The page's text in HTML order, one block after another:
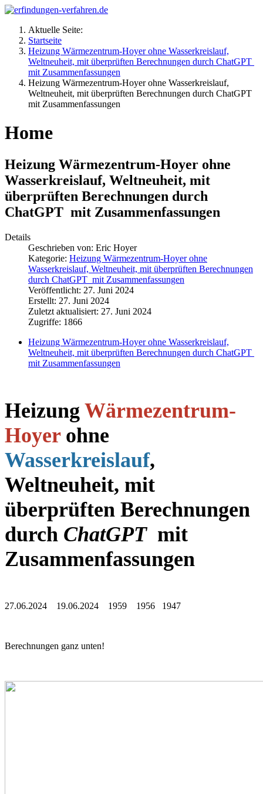
Aktuelle Seite:
Startseite
Heizung Wärmezentrum-Hoyer ohne Wasserkreislauf,
Weltneuheit, mit überprüften Berechnungen durch ChatGPT
mit Zusammenfassungen
Heizung Wärmezentrum-Hoyer ohne Wasserkreislauf,
Weltneuheit, mit überprüften Berechnungen durch ChatGPT
mit Zusammenfassungen
Home
Heizung Wärmezentrum-Hoyer ohne
Wasserkreislauf, Weltneuheit, mit
überprüften Berechnungen durch
ChatGPT mit Zusammenfassungen
Details
Geschrieben von: Eric Hoyer
Kategorie: Heizung Wärmezentrum-Hoyer ohne
Wasserkreislauf, Weltneuheit, mit überprüften Berechnungen
durch ChatGPT mit Zusammenfassungen
Veröffentlicht: 27. Juni 2024
Erstellt: 27. Juni 2024
Zuletzt aktualisiert: 27. Juni 2024
Zugriffe: 1866
Heizung Wärmezentrum-Hoyer ohne Wasserkreislauf,
Weltneuheit, mit überprüften Berechnungen durch ChatGPT
mit Zusammenfassungen
Heizung Wärmezentrum-
Hoyerohne
Wasserkreislauf,
Weltneuheit, mit
überprüften Berechnungen
durch ChatGPT mit
Zusammenfassungen
27.06.2024 19.06.2024 1959 1956 1947
Berechnungen ganz unten!